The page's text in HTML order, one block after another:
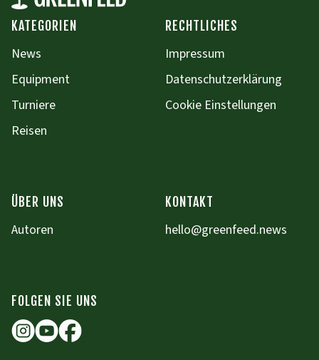
KATEGORIEN
News
Equipment
Turniere
Reisen
RECHTLICHES
Impressum
Datenschutzerklärung
Cookie Einstellungen
ÜBER UNS
Autoren
KONTAKT
hello@greenfeed.news
FOLGEN SIE UNS